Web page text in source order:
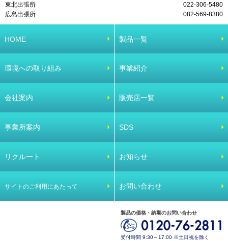
東北出張所
022-306-5480
広島出張所
082-569-8380
HOME 製品一覧
環境への取り組み 事業紹介
会社案内 販売店一覧
事業所案内 SDS
リクルート お知らせ
サイトのご利用にあたって お問い合わせ
製品の価格・納期のお問い合わせ
受付時間 9:30～17:00 ※土日祝を除く